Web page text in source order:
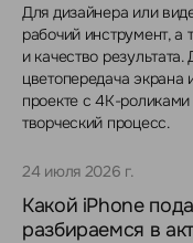
Для дизайнера или
рабочий инструмент, а
и качество
цветопередача экрана
проекте с 4K-
творческий процесс.
24 июля 2026 г.
Какой iPhone
разбираемся в